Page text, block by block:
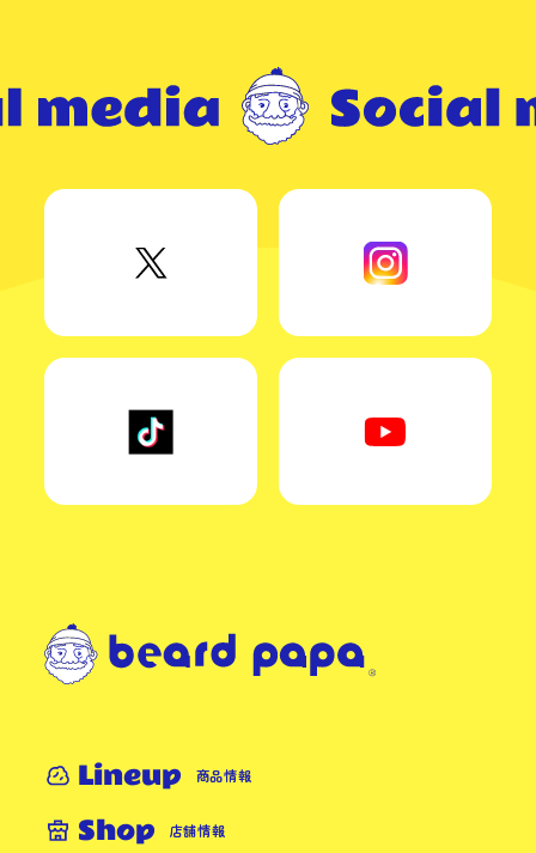
Lineup 商品情報
Shop 店舗情報